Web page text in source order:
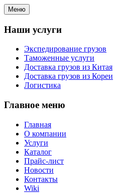
Меню
Наши услуги
Экспедирование грузов
Таможенные услуги
Доставка грузов из Китая
Доставка грузов из Кореи
Логистика
Главное меню
Главная
О компании
Услуги
Каталог
Прайс-лист
Новости
Контакты
Wiki